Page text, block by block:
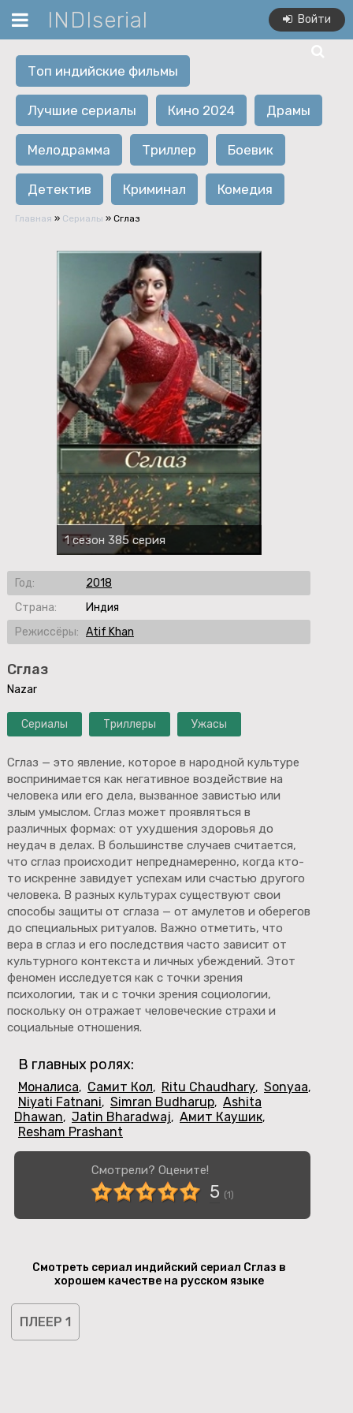
INDIserial Войти
Топ индийские фильмы
Лучшие сериалы Кино 2024 Драмы
Мелодрамма Триллер Боевик
Детектив Криминал Комедия
Главная » Сериалы » Сглаз
Сглаз
Nazar
Сериалы Триллеры Ужасы
Сглаз — это явление, которое в народной культуре
воспринимается как негативное воздействие на
человека или его дела, вызванное завистью или
злым умыслом. Сглаз может проявляться в
различных формах: от ухудшения здоровья до
неудач в делах. В большинстве случаев считается,
что сглаз происходит непреднамеренно, когда кто-
то искренне завидует успехам или счастью другого
человека. В разных культурах существуют свои
способы защиты от сглаза — от амулетов и оберегов
до специальных ритуалов. Важно отметить, что
вера в сглаз и его последствия часто зависит от
культурного контекста и личных убеждений. Этот
феномен исследуется как с точки зрения
психологии, так и с точки зрения социологии,
поскольку он отражает человеческие страхи и
социальные отношения.
1 сезон 385 серия
Год:
2018
Страна:
Индия
Режиссёры: Atif Khan
В главных ролях:
Моналиса, Самит Кол, Ritu Chaudhary, Sonyaa,
Niyati Fatnani, Simran Budharup, Ashita
Dhawan, Jatin Bharadwaj, Амит Каушик,
Resham Prashant
Смотрели? Оцените!
5 (1)
Смотреть сериал индийский сериал Сглаз в
хорошем качестве на русском языке
ПЛЕЕР 1